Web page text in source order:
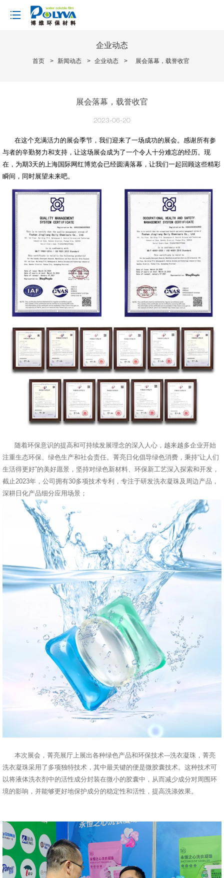
企业动态
首页 > 新闻动态 > 企业动态 > 展会落幕，载誉收官
展会落幕，载誉收官
2023-06-20
在这个充满活力的展会季节，我们迎来了一场成功的展会。感谢所有参
与者的辛勤努力和支持，让这场展会成为了一个令人十分难忘的经历。现
在，为期3天的上海国际网红博览会已经圆满落幕，让我们一起回顾这些精彩
瞬间，同时展望未来吧。
随着环保意识的提高和可持续发展理念的深入人心，越来越多企业开始
注重生态环保、绿色生产和社会责任。菁亮日化倡导绿色消费，秉持“让人们
生活得更好”的美好愿景，坚持对绿色新材料、环保新工艺深入探索和开发，
截止2023年，公司拥有30多项技术专利，专注于研发洗衣凝珠及周边产品，
深耕日化产品细分应用场景；
本次展会，菁亮展厅上展出各种绿色产品和环保技术---洗衣凝珠，菁亮
洗衣凝珠采用了多项独特技术，其中最关键的便是微胶囊技术。这种技术可
以将液体洗衣剂中的活性成分封装在微小的胶囊中，从而减少成分对周围环
境的影响，并能够更好地保护成分的稳定性和活性，提高洗涤效果。